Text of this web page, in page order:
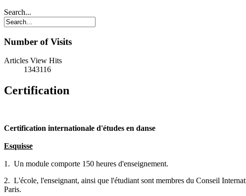
Search...
Number of Visits
Articles View Hits
1343116
Certification
Certification internationale d'études en danse
Esquisse
1. Un module comporte 150 heures d'enseignement.
2. L'école, l'enseignant, ainsi que l'étudiant sont membres du Conseil
Paris.